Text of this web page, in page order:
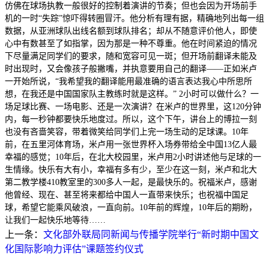
仿佛在球场执教一般很好的控制着演讲的节奏；但也会因为开场前手
机的一时“失踪”惊吓得转圈冒汗。他分析有理有据，精确地列出每一组
数据，从亚洲球队出线名额到球队排名；却从不随意评价他人，即使
心中有数甚至了如指掌，因为那是一种不尊重。他在时间紧迫的情况
下尽量满足同学们的要求，随和宽容可见一斑；但开场前翻译未能及
时出现时，又会像孩子般撇嘴，并执意要用自己的翻译——正如米卢
一开始所说，“我希望我的翻译能用最准确的语言表达我心中所思所
想，在我还是中国国家队主教练时就是这样。” 2小时可以做什么？一
场足球比赛、一场电影、还是一次演讲？在米卢的世界里，这120分钟
内，每一秒钟都要快乐地度过。所以，这个下午，讲台上的博拉一刻
也没有吝啬笑容，带着微笑给同学们上完一场生动的足球课。10年
前，在五里河体育场，米卢用一张世界杯入场券带给全中国13亿人最
幸福的感觉；10年后，在北大校园里，米卢用2小时讲述他与足球的一
生情缘。快乐有大有小，幸福有多有少，至少在这一刻，米卢和北大
第二教学楼410教室里的300多人一起，是最快乐的。祝福米卢，感谢
他曾经、现在、甚至将来都给中国人一直带来快乐；也祝福中国足
球，希望它能乘风破浪，一直向前。10年前的辉煌，10年后的期盼，
让我们一起快乐地等待……
上一条： 文化部外联局同新闻与传播学院举行“新时期中国文
化国际影响力评估”课题签约仪式